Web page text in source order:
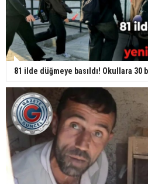
81 ilde düğmeye basıldı! Okullara